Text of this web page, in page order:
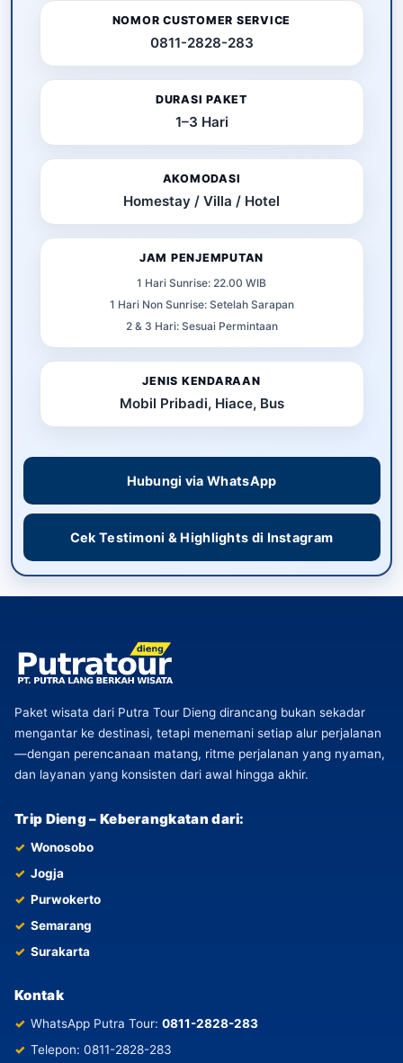
NOMOR CUSTOMER SERVICE
0811-2828-283
DURASI PAKET
1–3 Hari
AKOMODASI
Homestay / Villa / Hotel
JAM PENJEMPUTAN
1 Hari Sunrise: 22.00 WIB
1 Hari Non Sunrise: Setelah Sarapan
2 & 3 Hari: Sesuai Permintaan
JENIS KENDARAAN
Mobil Pribadi, Hiace, Bus
Hubungi via WhatsApp
Cek Testimoni & Highlights di Instagram
Paket wisata dari Putra Tour Dieng dirancang bukan sekadar
mengantar ke destinasi, tetapi menemani setiap alur perjalanan
—dengan perencanaan matang, ritme perjalanan yang nyaman,
dan layanan yang konsisten dari awal hingga akhir.
Trip Dieng – Keberangkatan dari:
Wonosobo
Jogja
Purwokerto
Semarang
Surakarta
Kontak
WhatsApp Putra Tour: 0811-2828-283
Telepon: 0811-2828-283